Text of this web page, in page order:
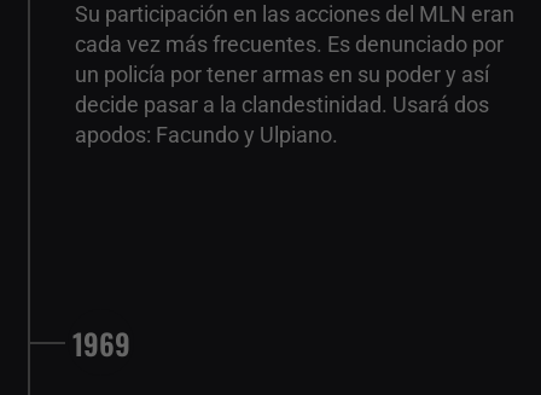
Su participación en las acciones del MLN eran
cada vez más frecuentes. Es denunciado por
un policía por tener armas en su poder y así
decide pasar a la clandestinidad. Usará dos
apodos: Facundo y Ulpiano.
1969